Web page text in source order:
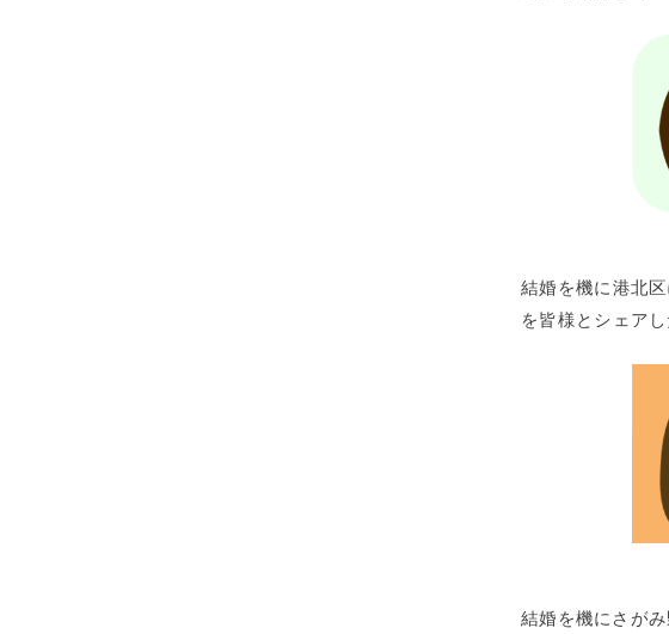
結婚を機に港北
を皆様とシェアし
結婚を機にさが